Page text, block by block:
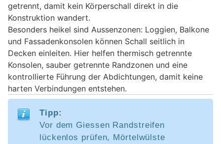
getrennt, damit kein Körperschall direkt in die
Konstruktion wandert.
Besonders heikel sind Aussenzonen: Loggien, Balkone
und Fassadenkonsolen können Schall seitlich in
Decken einleiten. Hier helfen thermisch getrennte
Konsolen, sauber getrennte Randzonen und eine
kontrollierte Führung der Abdichtungen, damit keine
harten Verbindungen entstehen.
Tipp:
Vor dem Giessen Randstreifen
lückenlos prüfen, Mörtelwülste